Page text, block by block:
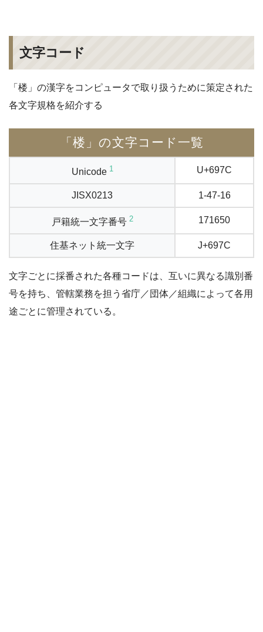
文字コード
「楼」の漢字をコンピュータで取り扱うために策定された
各文字規格を紹介する
「楼」の文字コード一覧
Unicode 1 U+697C
JISX0213 1-47-16
戸籍統一文字番号 2 171650
住基ネット統一文字 J+697C
文字ごとに採番された各種コードは、互いに異なる識別番
号を持ち、管轄業務を担う省庁／団体／組織によって各用
途ごとに管理されている。